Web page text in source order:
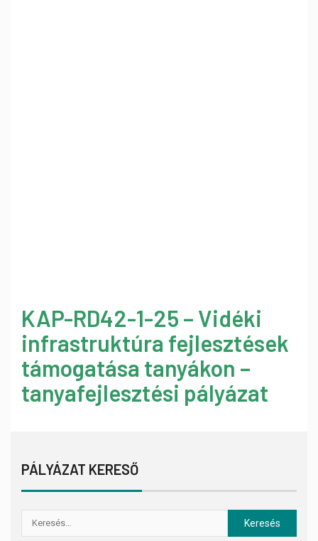
KAP-RD42-1-25 – Vidéki
infrastruktúra fejlesztések
támogatása tanyákon –
tanyafejlesztési pályázat
PÁLYÁZAT KERESŐ